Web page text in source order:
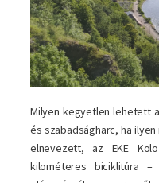
Milyen kegyetlen lehetett
és szabadságharc, ha
elnevezett, az EKE
kilométeres biciklitúra –